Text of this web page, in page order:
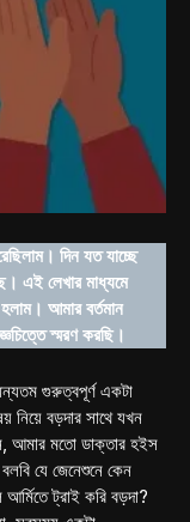
দিন যত যাচ্ছে
এই লেখার মাধ্যমে
আমার বর্তমান
স্মরণ করছি।
অন্যতম গুরুত্বপূর্ণ একটা
নিয়ে বড়দার সাথে যখন
আমার মতো ডাক্তার হইস
যে জেনেশুনে কেন
ট্রাই করি বড়দা?